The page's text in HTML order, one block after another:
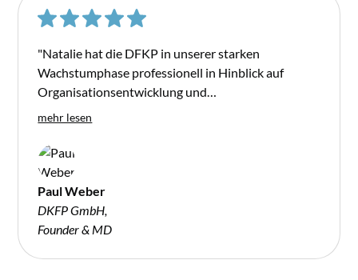
"Natalie hat die DFKP in unserer starken
Wachstumphase professionell in Hinblick auf
Organisationsentwicklung und
Prozessoptimierung sehr kompetent beraten. Dies
die Prioritätensetzung unserer HR Roadmap sehr
hilfreich. Sie ist für mich als Gründer als auch für
unsere interne HR Abteilung eine wertvolle
Sparringspartnerin."
mehr lesen
Paul Weber
DKFP GmbH,
Founder & MD